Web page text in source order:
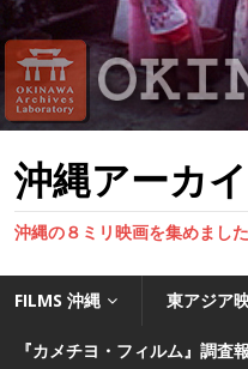
沖縄アーカ
沖縄の８ミリ映画を集めました
FILMS 沖縄 東アジア
『カメチヨ・フィルム』調査